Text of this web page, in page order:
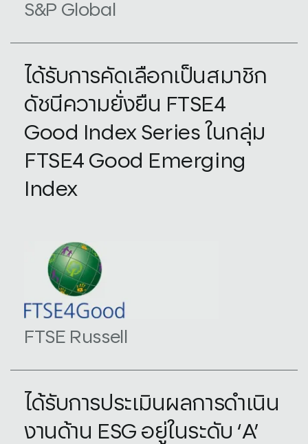
S&P Global
ได้รับการคัดเลือกเป็นสมาชิก
ดัชนีความยั่งยืน FTSE4
Good Index Series ในกลุ่ม
FTSE4 Good Emerging
Index
FTSE Russell
ได้รับการประเมินผลการดำเนิน
งานด้าน ESG อยู่ในระดับ ‘A’